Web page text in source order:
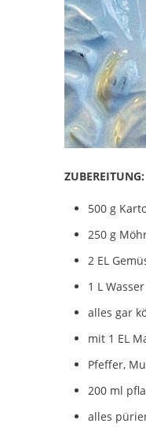
ZUBEREITUNG:
500 g
250 g
2 EL
1 L Wasser
alles gar
mit 1 EL
Pfeffer,
200 ml
alles